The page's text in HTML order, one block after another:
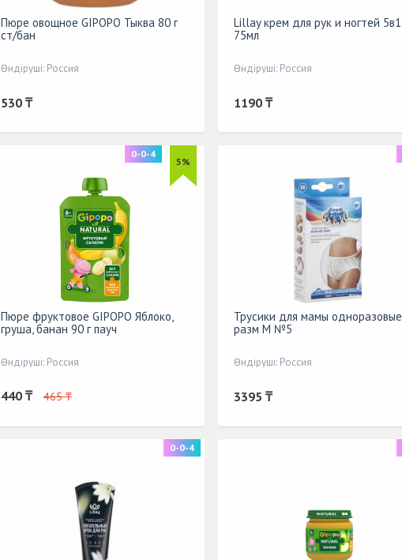
Пюре овощное GIPOPO Тыква 80 г
ст/бан
Өндіруші: Россия
530 ₸
Lillay крем для рук и ногтей 5в1
75мл
Өндіруші: Россия
1190 ₸
5%
0-0-4
Пюре фруктовое GIPOPO Яблоко,
груша, банан 90 г пауч
Өндіруші: Россия
440 ₸ 465 ₸
Трусики для мамы одноразовые
разм М №5
Өндіруші: Россия
3395 ₸
0-0-4